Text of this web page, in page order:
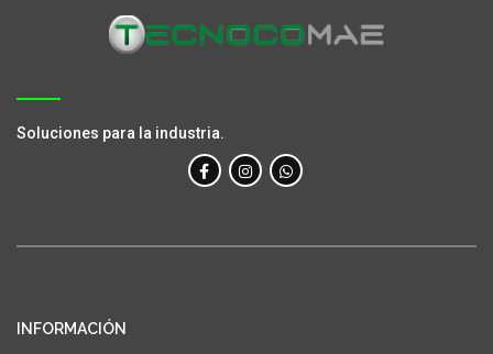
Soluciones para la industria.
INFORMACIÓN